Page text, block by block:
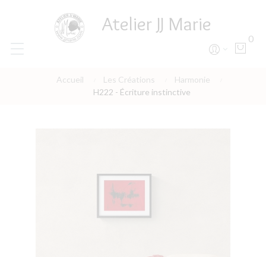
Atelier JJ Marie
0
Accueil Les Créations
Harmonie
H222 - Écriture instinctive